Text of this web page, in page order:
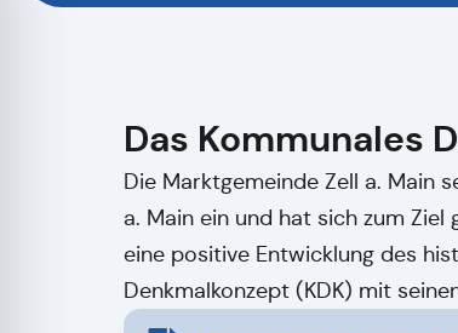
Das Kommunales
Die Marktgemeinde Zell a. Main
a. Main ein und hat sich zum
eine positive Entwicklung des
Denkmalkonzept (KDK) mit